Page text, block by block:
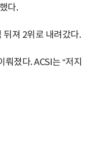
다.
뒤져 2위로 내려갔다.
졌다. ACSI는 “저지